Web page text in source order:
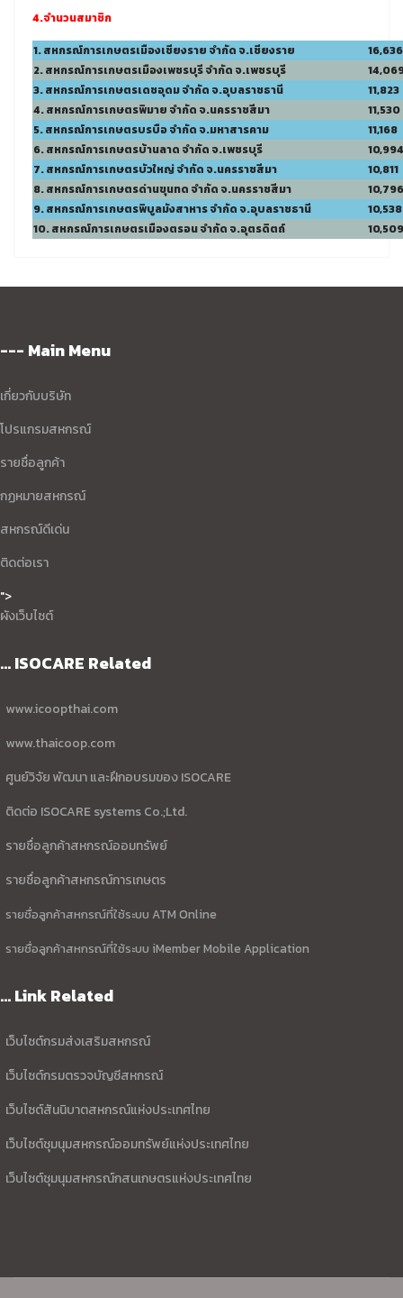
4.จำนวนสมาชิก
1. สหกรณ์การเกษตรเมืองเชียงราย จำกัด จ.เชียงราย
16,636
2. สหกรณ์การเกษตรเมืองเพชรบุรี จำกัด จ.เพชรบุรี
3. สหกรณ์การเกษตรเดชอุดม จำกัด จ.อุบลราชธานี
11,823
4. สหกรณ์การเกษตรพิมาย จำกัด จ.นครราชสีมา
11,530
5. สหกรณ์การเกษตรบรบือ จำกัด จ.มหาสารคาม
11,168
6. สหกรณ์การเกษตรบ้านลาด จำกัด จ.เพชรบุรี
10,994
7. สหกรณ์การเกษตรบัวใหญ่ จำกัด จ.นครราชสีมา
10,811
8. สหกรณ์การเกษตรด่านขุนทด จำกัด จ.นครราชสีมา
10,796
9. สหกรณ์การเกษตรพิบูลมังสาหาร จำกัด จ.อุบลราชธานี
10,538
10. สหกรณ์การเกษตรเมืองตรอน จำกัด จ.อุตรดิตถ์
10,509
--- Main Menu
เกี่ยวกับบริษัท
โปรแกรมสหกรณ์
รายชื่อลูกค้า
กฏหมายสหกรณ์
สหกรณ์ดีเด่น
ติดต่อเรา
">
ผังเว็บไซต์
... ISOCARE Related
www.icoopthai.com
www.thaicoop.com
ศูนย์วิจัย พัฒนา และฝึกอบรมของ ISOCARE
ติดต่อ ISOCARE systems Co.;Ltd.
รายชื่อลูกค้าสหกรณ์ออมทรัพย์
รายชื่อลูกค้าสหกรณ์การเกษตร
รายชื่อลูกค้าสหกรณ์ที่ใช้ระบบ ATM Online
รายชื่อลูกค้าสหกรณ์ที่ใช้ระบบ iMember Mobile Application
... Link Related
เว็บไซต์กรมส่งเสริมสหกรณ์
เว็บไซต์กรมตรวจบัญชีสหกรณ์
เว็บไซต์สันนิบาตสหกรณ์แห่งประเทศไทย
เว็บไซต์ชุมนุมสหกรณ์ออมทรัพย์แห่งประเทศไทย
เว็บไซต์ชุมนุมสหกรณ์กสนเกษตรแห่งประเทศไทย